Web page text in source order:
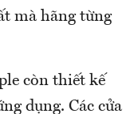
mà hãng từng
còn thiết kế
dụng. Các cửa